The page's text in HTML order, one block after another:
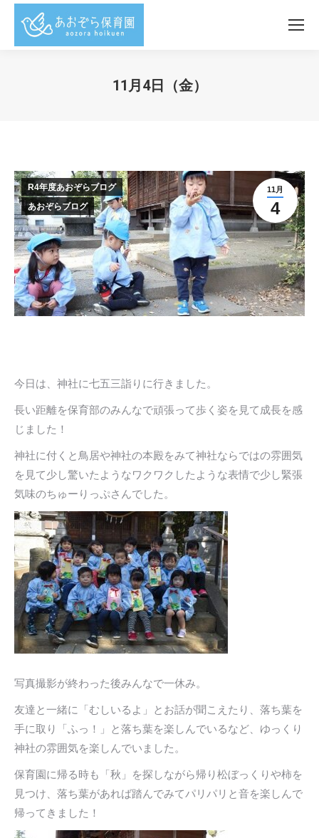
11月4日（金）
11月
4
R4年度あおぞらブログ
あおぞらブログ
今日は、神社に七五三詣りに行きました。
長い距離を保育部のみんなで頑張って歩く姿を見て成長を感
じました！
神社に付くと鳥居や神社の本殿をみて神社ならではの雰囲気
を見て少し驚いたようなワクワクしたような表情で少し緊張
気味のちゅーりっぷさんでした。
写真撮影が終わった後みんなで一休み。
友達と一緒に「むしいるよ」とお話が聞こえたり、落ち葉を
手に取り「ふっ！」と落ち葉を楽しんでいるなど、ゆっくり
神社の雰囲気を楽しんでいました。
保育園に帰る時も「秋」を探しながら帰り松ぼっくりや柿を
見つけ、落ち葉があれば踏んでみてパリパリと音を楽しんで
帰ってきました！